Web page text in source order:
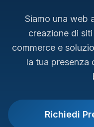
Siamo una web
creazione di
commerce e
la tua presenza
Richiedi